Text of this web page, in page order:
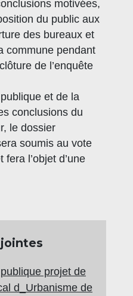
motivées,
du public aux
des bureaux et
commune pendant
de l’enquête
et de la
conclusions du
le dossier
soumis au vote
l’objet d’une
projet de
d_Urbanisme de